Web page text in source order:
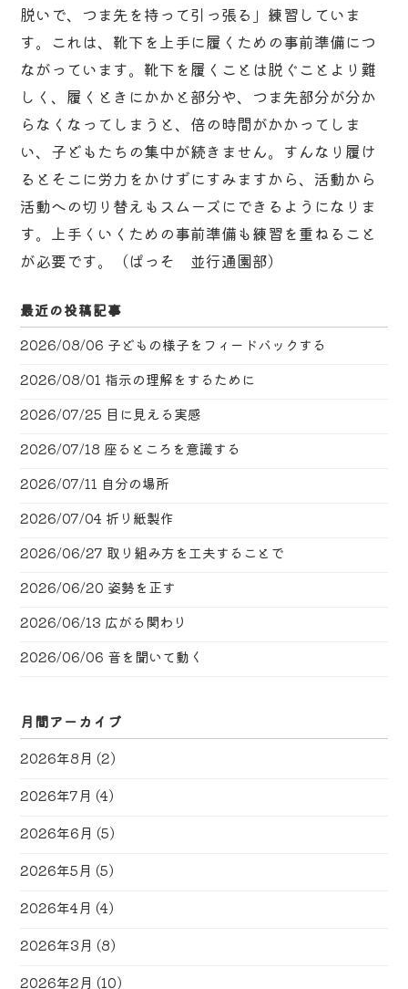
脱いで、つま先を持って引っ張る」練習していま
す。これは、靴下を上手に履くための事前準備につ
ながっています。靴下を履くことは脱ぐことより難
しく、履くときにかかと部分や、つま先部分が分か
らなくなってしまうと、倍の時間がかかってしま
い、子どもたちの集中が続きません。すんなり履け
るとそこに労力をかけずにすみますから、活動から
活動への切り替えもスムーズにできるようになりま
す。上手くいくための事前準備も練習を重ねること
が必要です。（ぱっそ 並行通園部）
最近の投稿記事
2026/08/06 子どもの様子をフィードバックする
2026/08/01 指示の理解をするために
2026/07/25 目に見える実感
2026/07/18 座るところを意識する
2026/07/11 自分の場所
2026/07/04 折り紙製作
2026/06/27 取り組み方を工夫することで
2026/06/20 姿勢を正す
2026/06/13 広がる関わり
2026/06/06 音を聞いて動く
月間アーカイブ
2026年8月 (2)
2026年7月 (4)
2026年6月 (5)
2026年5月 (5)
2026年4月 (4)
2026年3月 (8)
2026年2月 (10)